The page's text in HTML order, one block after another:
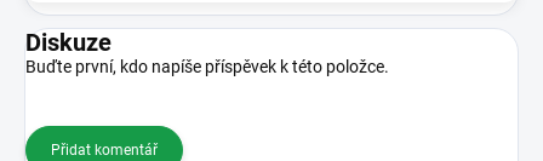
Diskuze
Buďte první, kdo napíše příspěvek k této položce.
Přidat komentář